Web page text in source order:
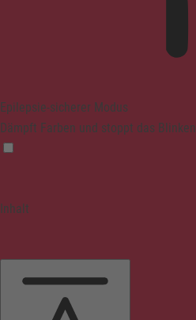
Epilepsie-sicherer Modus
Dämpft Farben und stoppt das Blinken
Inhalt